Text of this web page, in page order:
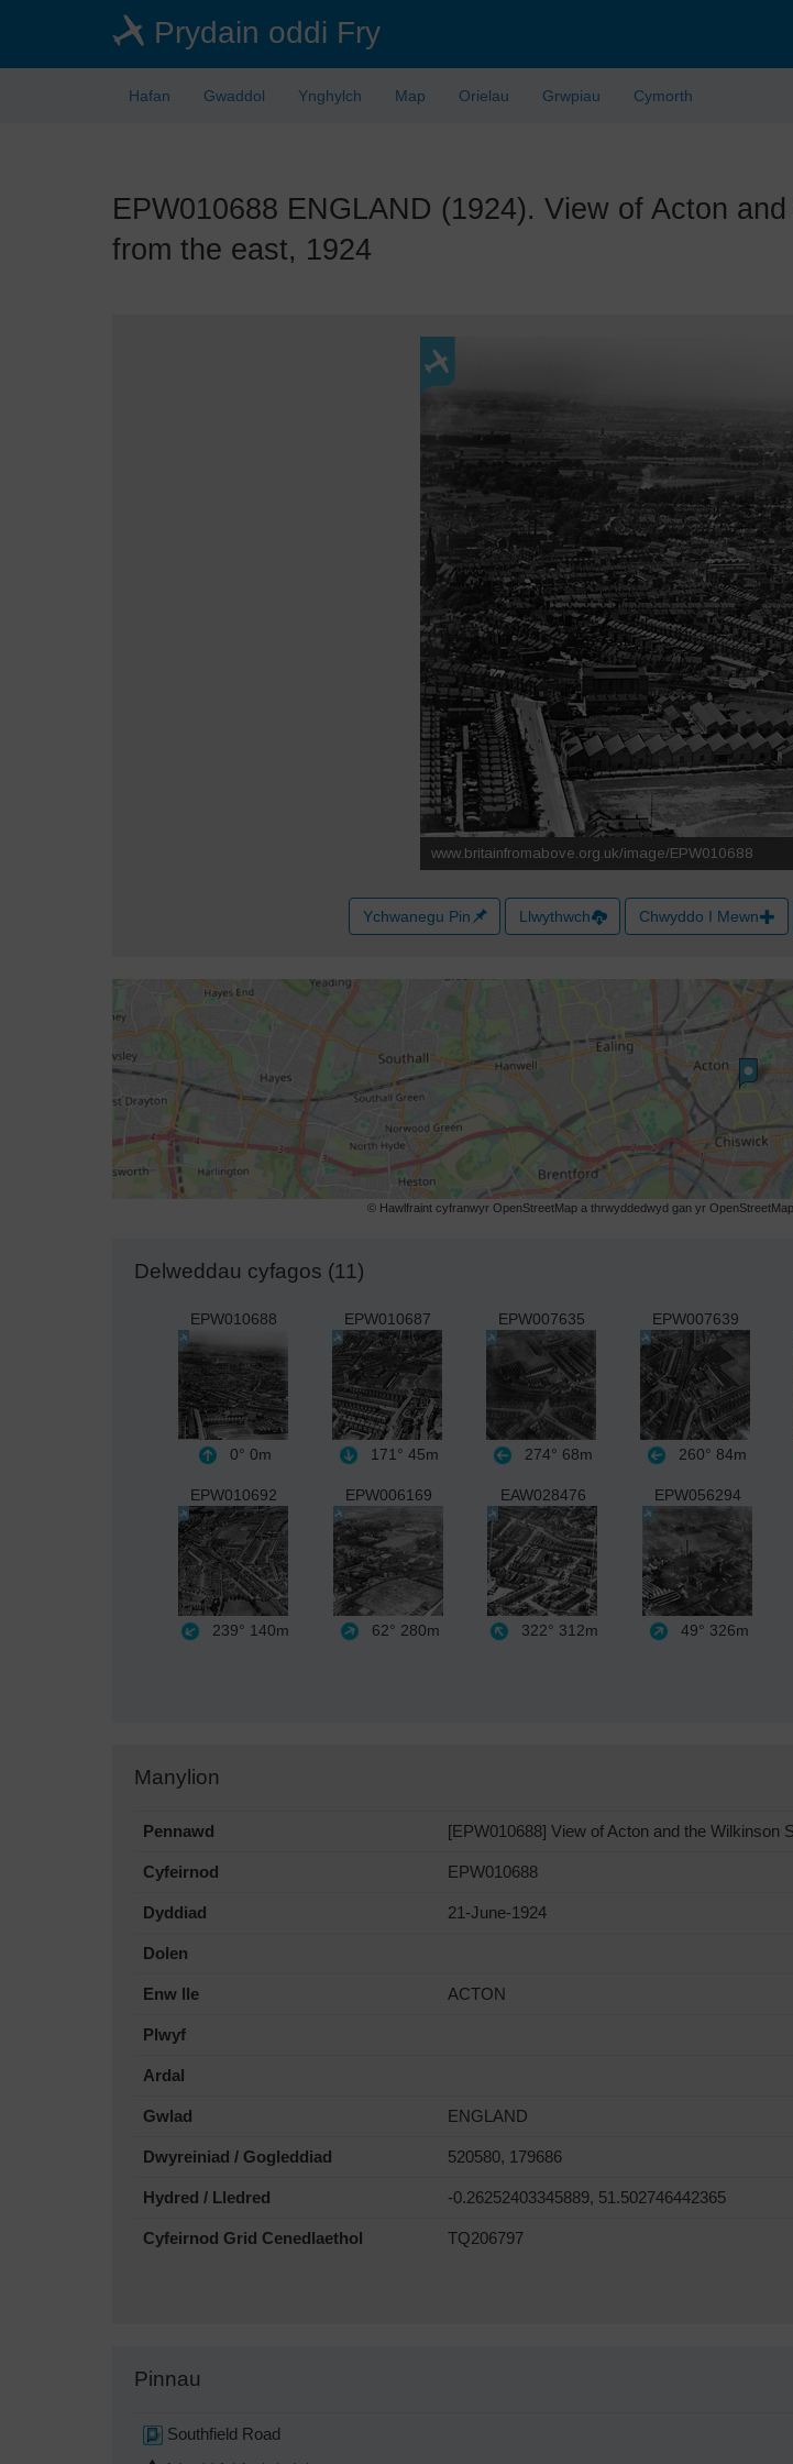
Prydain oddi Fry
Hafan Gwaddol Ynghylch Map Orielau Grwpiau Cymorth
EPW010688 ENGLAND (1924). View of Acton
from the east, 1924
Ychwanegu Pin Llwythwch Chwyddo I Mewn
© Hawlfraint cyfranwyr OpenStreetMap a thrwyddedwyd gan yr
Delweddau cyfagos (11)
EPW010688
0° 0m
EPW010687
171° 45m
EPW007635
274° 68m
EPW007639
260° 84m
EPW010692
239° 140m
EPW006169
62° 280m
EAW028476
322° 312m
EPW056294
49° 326m
Manylion
Pennawd [EPW010688] View of Acton and the
Cyfeirnod EPW010688
Dyddiad 21-June-1924
Dolen
Enw lle ACTON
Plwyf
Ardal
Gwlad ENGLAND
Dwyreiniad / Gogleddiad 520580, 179686
Hydred / Lledred -0.26252403345889, 51.502746442365
Cyfeirnod Grid Cenedlaethol TQ206797
Pinnau
Southfield Road